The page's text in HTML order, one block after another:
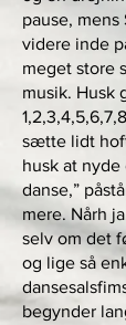
pause,
videre inde
meget store
musik. Husk
sætte lidt
husk at
danse,”
mere. Nårh
selv om det
og lige så
begynder